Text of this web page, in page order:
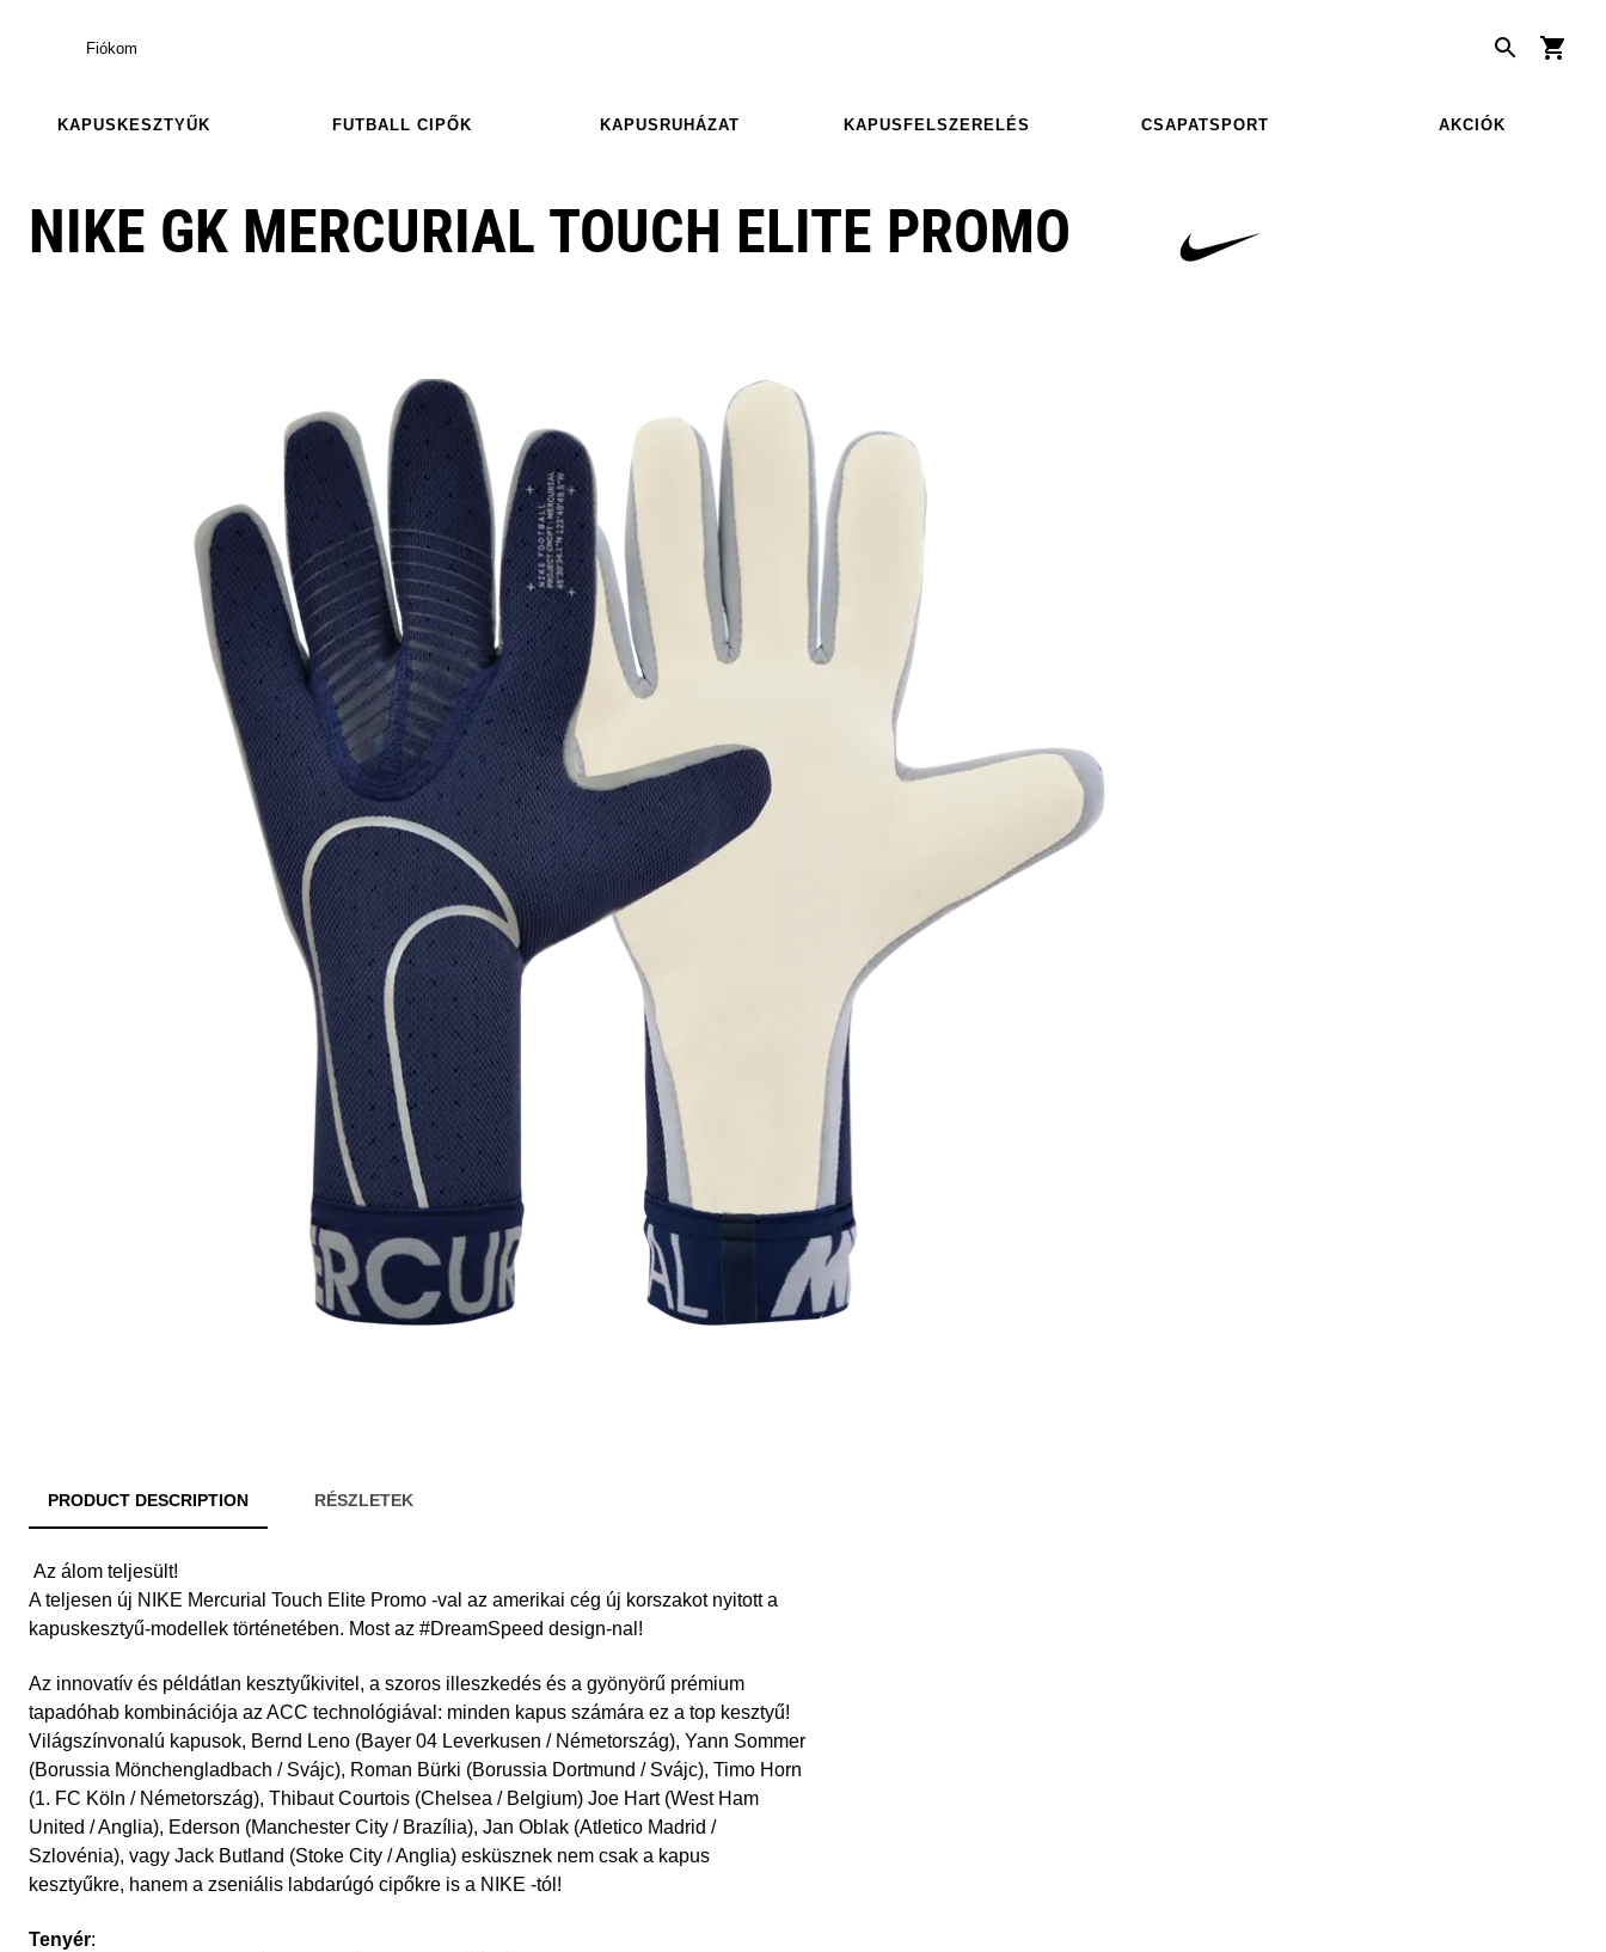
Fiókom
KAPUSKESZTYŰK FUTBALL CIPŐK KAPUSRUHÁZAT KAPUSFELSZERELÉS CSAPATSPORT AKCIÓK
NIKE GK MERCURIAL TOUCH ELITE PROMO
PRODUCT DESCRIPTION RÉSZLETEK
Az álom teljesült!
A teljesen új NIKE Mercurial Touch Elite Promo -val az amerikai cég új korszakot nyitott a
kapuskesztyű-modellek történetében. Most az #DreamSpeed design-nal!
Az innovatív és példátlan kesztyűkivitel, a szoros illeszkedés és a gyönyörű prémium
tapadóhab kombinációja az ACC technológiával: minden kapus számára ez a top kesztyű!
Világszínvonalú kapusok, Bernd Leno (Bayer 04 Leverkusen / Németország), Yann Sommer
(Borussia Mönchengladbach / Svájc), Roman Bürki (Borussia Dortmund / Svájc), Timo Horn
(1. FC Köln / Németország), Thibaut Courtois (Chelsea / Belgium) Joe Hart (West Ham
United / Anglia), Ederson (Manchester City / Brazília), Jan Oblak (Atletico Madrid /
Szlovénia), vagy Jack Butland (Stoke City / Anglia) esküsznek nem csak a kapus
kesztyűkre, hanem a zseniális labdarúgó cipőkre is a NIKE -tól!
Tenyér: